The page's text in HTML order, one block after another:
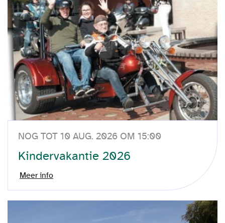
NOG TOT 10 AUG. 2026 OM 15:00
Kindervakantie 2026
Meer info